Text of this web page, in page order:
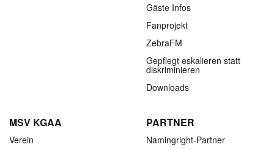
Gäste Infos
Fanprojekt
ZebraFM
Gepflegt eskalieren statt
diskriminieren
Downloads
MSV KGAA
Verein
PARTNER
Namingright-Partner